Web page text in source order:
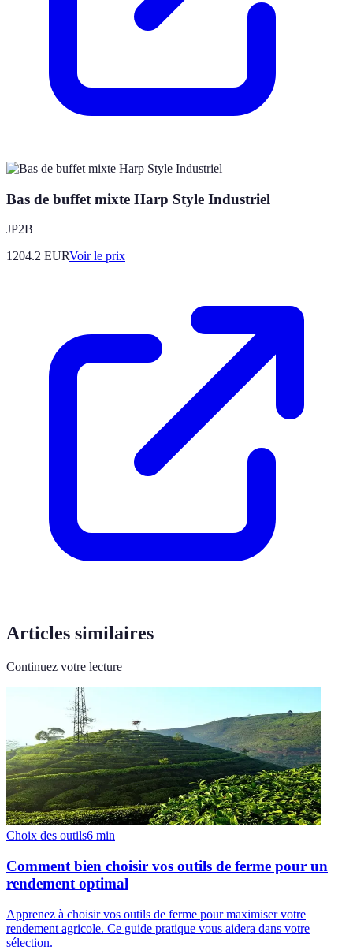
Bas de buffet mixte Harp Style Industriel
JP2B
1204.2 EURVoir le prix
Articles similaires
Continuez votre lecture
Choix des outils6 min
Comment bien choisir vos outils de ferme pour un
rendement optimal
Apprenez à choisir vos outils de ferme pour maximiser votre
rendement agricole. Ce guide pratique vous aidera dans votre
sélection.